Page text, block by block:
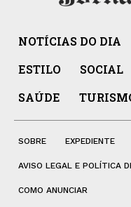
NOTÍCIAS DO DIA
ESTILO
SOCIAL
SAÚDE
SOBRE EXPEDIENTE
AVISO LEGAL E POLÍTICA
COMO ANUNCIAR